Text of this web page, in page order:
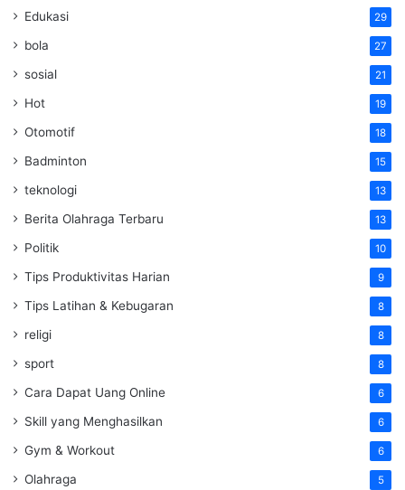
Edukasi 29
bola 27
sosial 21
Hot 19
Otomotif 18
Badminton 15
teknologi 13
Berita Olahraga Terbaru 13
Politik 10
Tips Produktivitas Harian 9
Tips Latihan & Kebugaran 8
religi 8
sport 8
Cara Dapat Uang Online 6
Skill yang Menghasilkan 6
Gym & Workout 6
Olahraga 5